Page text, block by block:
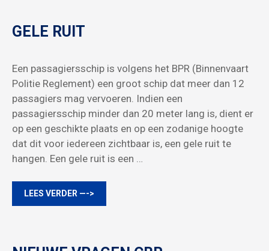
GELE RUIT
Een passagiersschip is volgens het BPR (Binnenvaart
Politie Reglement) een groot schip dat meer dan 12
passagiers mag vervoeren. Indien een
passagiersschip minder dan 20 meter lang is, dient er
op een geschikte plaats en op een zodanige hoogte
dat dit voor iedereen zichtbaar is, een gele ruit te
hangen. Een gele ruit is een …
LEES VERDER —->